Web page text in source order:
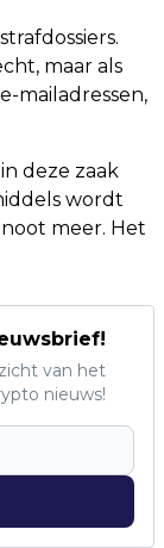
maar als
mailadressen,
deze zaak
wordt
meer. Het
van het
nieuws!